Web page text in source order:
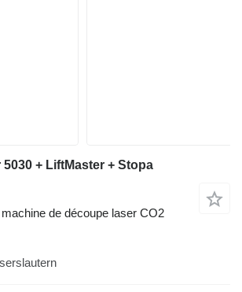
+ LiftMaster + Stopa
de découpe laser CO2